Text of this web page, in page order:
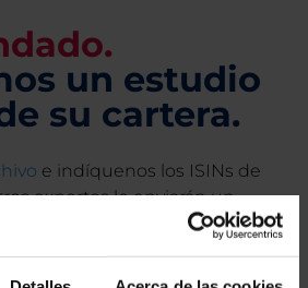
un estudio
su cartera.
e indíquenos los ISINs de
expertos le enviarán un
alternativas de Clases